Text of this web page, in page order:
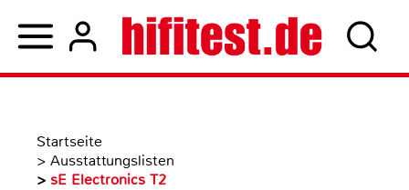
Startseite
> Ausstattungslisten
> sE Electronics T2